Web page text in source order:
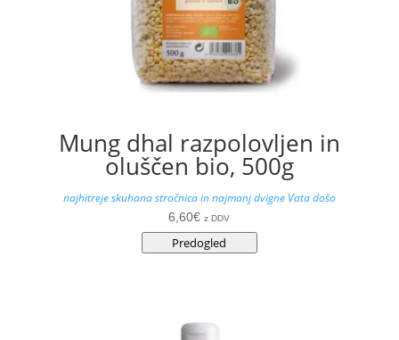
Mung dhal razpolovljen in
oluščen bio, 500g
najhitreje skuhana stročnica in najmanj dvigne Vata došo
6,60€ z DDV
Predogled